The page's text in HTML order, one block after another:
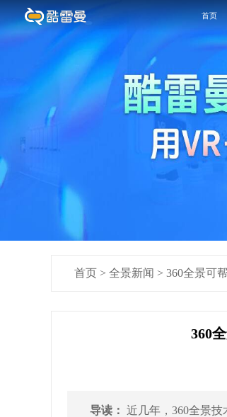
首页
首页 > 全景新闻 > 360全景可
360
导读： 近几年，360全景